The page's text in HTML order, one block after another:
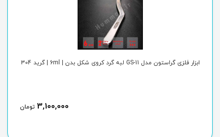
ابزار فلزی گراستون مدل GS-11 لبه گرد کروی شکل بدن | 6ml | گرید 304
3,100,000 تومان